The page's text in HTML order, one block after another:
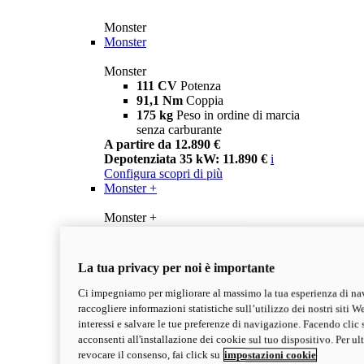
Monster
Monster
Monster
111 CV Potenza
91,1 Nm Coppia
175 kg Peso in ordine di marcia
senza carburante
A partire da 12.890 €
Depotenziata 35 kW: 11.890 € i
Configura scopri di più
Monster +
Monster +
Peso in ordine di marcia
senza carburante
A partire da 13.290 €
Depotenziata 35 kW: 12.290 €i
Configura Scopri di più
new Monster 100
La tua privacy per noi è importante
Ci impegniamo per migliorare al massimo la tua esperienza di
raccogliere informazioni statistiche sull’utilizzo dei nostri siti
interessi e salvare le tue preferenze di navigazione. Facendo
acconsenti all'installazione dei cookie sul tuo dispositivo. Per
revocare il consenso, fai click su impostazioni cookie